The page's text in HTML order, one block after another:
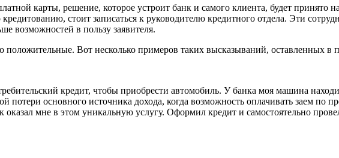
карты, решение, которое устроит банк и самого клиента, будет
стоит записаться к руководителю кредитного отдела. Эти
возможностей в пользу заявителя.
положительные. Вот несколько примеров таких высказываний, оставленных в
кредит, чтобы приобрести автомобиль. У банка моя машина
потери основного источника дохода, когда возможность оплачивать заем по
мне в этом уникальную услугу. Оформил кредит и самостоятельно